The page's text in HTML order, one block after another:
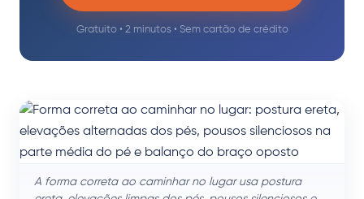
Gratuito • 2 minutos • Sem cartão de crédito
A forma correta ao caminhar no lugar usa postura